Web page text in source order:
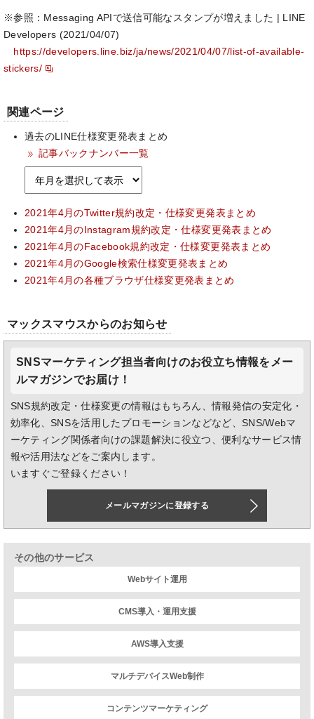
※参照：Messaging APIで送信可能なスタンプが増えました | LINE
Developers (2021/04/07)
https://developers.line.biz/ja/news/2021/04/07/list-of-available-
stickers/
関連ページ
過去のLINE仕様変更発表まとめ
記事バックナンバー一覧
2021年4月のTwitter規約改定・仕様変更発表まとめ
2021年4月のInstagram規約改定・仕様変更発表まとめ
2021年4月のFacebook規約改定・仕様変更発表まとめ
2021年4月のGoogle検索仕様変更発表まとめ
2021年4月の各種ブラウザ仕様変更発表まとめ
マックスマウスからのお知らせ
SNSマーケティング担当者向けのお役立ち情報をメー
ルマガジンでお届け！
SNS規約改定・仕様変更の情報はもちろん、情報発信の安定化・
効率化、SNSを活用したプロモーションなどなど、SNS/Webマ
ーケティング関係者向けの課題解決に役立つ、便利なサービス情
報や活用法などをご案内します。
いますぐご登録ください！
メールマガジンに登録する
その他のサービス
Webサイト運用
CMS導入・運用支援
AWS導入支援
マルチデバイスWeb制作
コンテンツマーケティング